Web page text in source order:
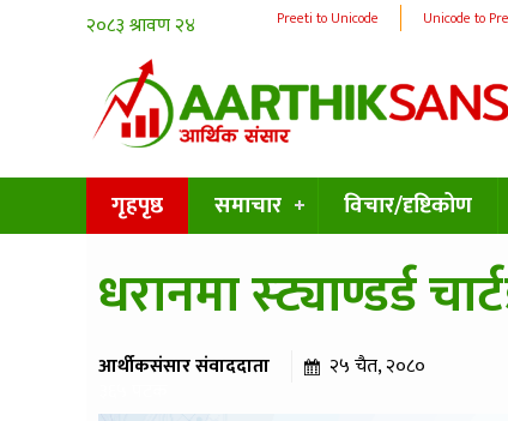
Preeti to Unicode Unicode to
गृहपृष्ठ समाचार विचार/दृष्टिकोण
धरानमा स्ट्याण्डर्ड
आर्थीकसंसार संवाददाता २५ चैत, २०८०